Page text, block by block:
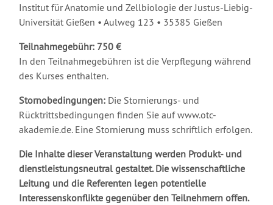
Institut für Anatomie und Zellbiologie der Justus-Liebig-
Universität Gießen • Aulweg 123 • 35385 Gießen
Teilnahmegebühr: 750 €
In den Teilnahmegebühren ist die Verpflegung während
des Kurses enthalten.
Stornobedingungen: Die Stornierungs- und
Rücktrittsbedingungen finden Sie auf www.otc-
akademie.de. Eine Stornierung muss schriftlich erfolgen.
Die Inhalte dieser Veranstaltung werden Produkt- und
dienstleistungsneutral gestaltet. Die wissenschaftliche
Leitung und die Referenten legen potentielle
Interessenskonflikte gegenüber den Teilnehmern offen.